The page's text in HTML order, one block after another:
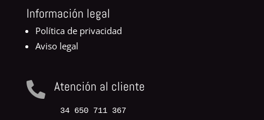
Información legal
Política de privacidad
Aviso legal
 Atención al cliente
34 650 711 367